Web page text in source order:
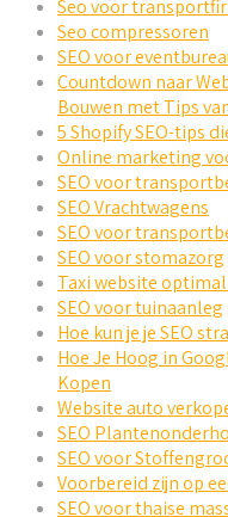
Seo voor
Seo compressoren
SEO voor
Countdown naar
Bouwen met Tips
5 Shopify SEO-tips
Online marketing
SEO voor
SEO Vrachtwagens
SEO voor
SEO voor stomazorg
Taxi website
SEO voor tuinaanleg
Hoe kun je je SEO
Hoe Je Hoog in
Kopen
Website auto
SEO
SEO voor
Voorbereid zijn op
SEO voor thaise